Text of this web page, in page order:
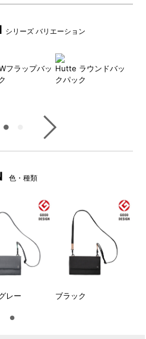
感のあるマットな風合いの
的に。バランスを重視したカ
シリーズ バリエーション
フラップバッ Hutte ラウンドバッ
クパック
色・種類
レー ブラック